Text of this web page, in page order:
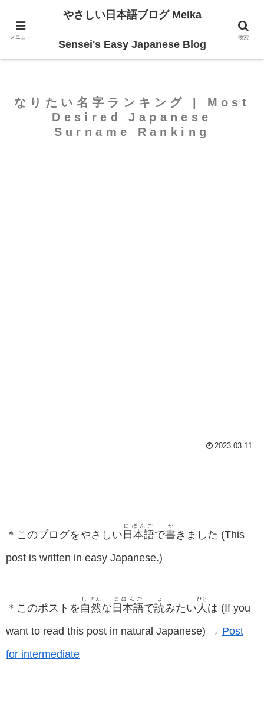
For Beginners
なりたい名字ランキング | Most
Desired Japanese
Surname Ranking
2023.03.11
＊このブログをやさしい 日本語
にほんご
で書
か
きました (This
post is written in easy Japanese.)
＊このポストを 自然
しぜん
な 日本語
にほんご
で読
よ
みたい 人
ひと
は (If you
want to read this post in natural Japanese) → Post
for intermediate
メニュー
やさしい日本語ブログ Meika
Sensei's Easy Japanese Blog
検索